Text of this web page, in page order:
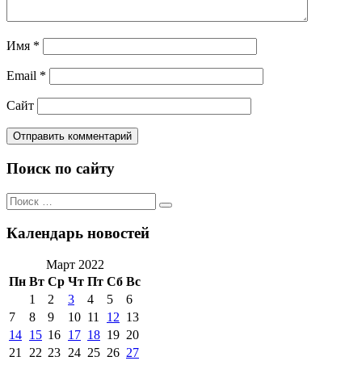
Имя *
Email *
Сайт
Поиск по сайту
Поиск
по:
Поиск
Календарь новостей
Март 2022
Пн Вт Ср Чт Пт Сб Вс
1
2 3 4 5
6
7
8 9 10 11 12 13
14 15 16 17 18 19 20
21
22 23 24 25 26 27